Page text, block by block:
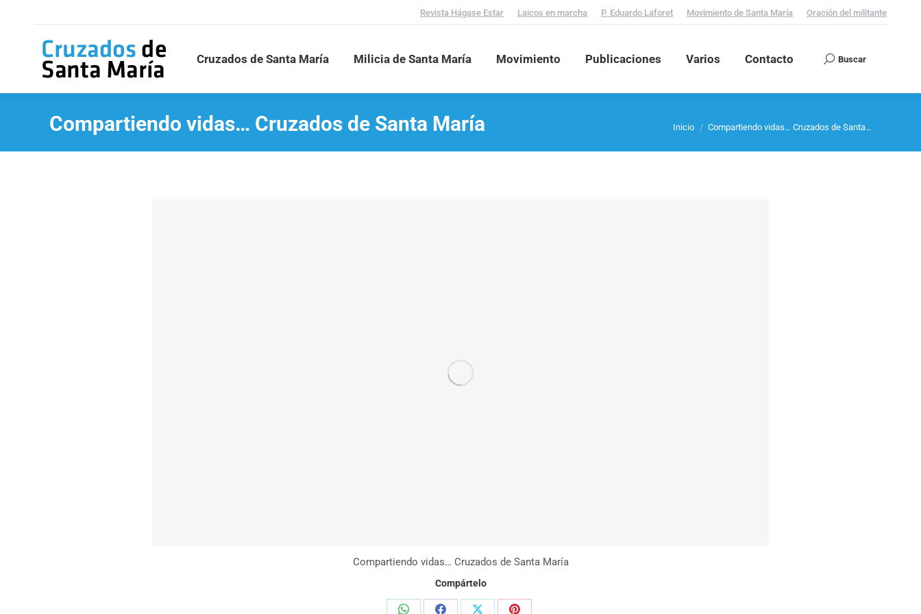
Revista Hágase Estar Laicos en marcha P. Eduardo Laforet Movimiento de Santa María Oración del militante
Cruzados de Santa María Milicia de Santa María Movimiento Publicaciones Varios Contacto Search:
Buscar
Compartiendo vidas… Cruzados de Santa María Estás aquí:
Inicio Compartiendo vidas… Cruzados de Santa…
Compartiendo vidas… Cruzados de Santa María
Compártelo